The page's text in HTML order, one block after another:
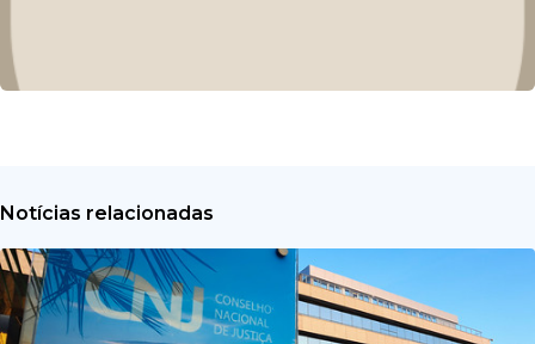
Notícias relacionadas